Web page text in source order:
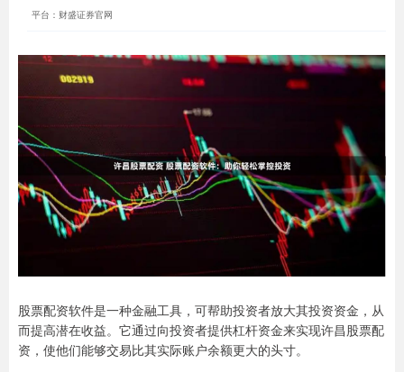
平台：财盛证券官网
股票配资软件是一种金融工具，可帮助投资者放大其投资资金，从
而提高潜在收益。它通过向投资者提供杠杆资金来实现许昌股票配
资，使他们能够交易比其实际账户余额更大的头寸。